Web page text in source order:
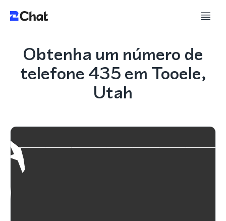
Obtenha um número de
telefone 435 em Tooele,
Utah